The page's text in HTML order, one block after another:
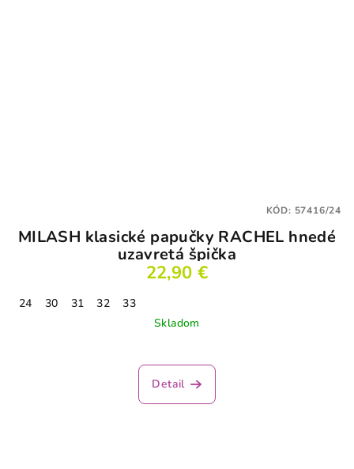
MILASH klasické papučky RACHEL hnedé
uzavretá špička
22,90 €
24 30 31 32
33
Skladom
Detail
KÓD: 57416/24